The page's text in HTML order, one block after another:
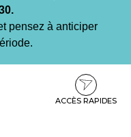
pensez à anticiper
ACCÈS RAPIDES